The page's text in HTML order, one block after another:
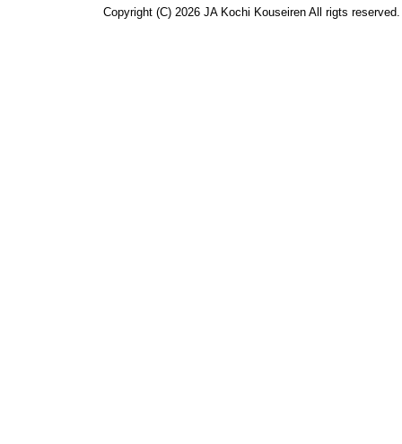
Copyright (C) 2026 JA Kochi Kouseiren All rigts reserved.